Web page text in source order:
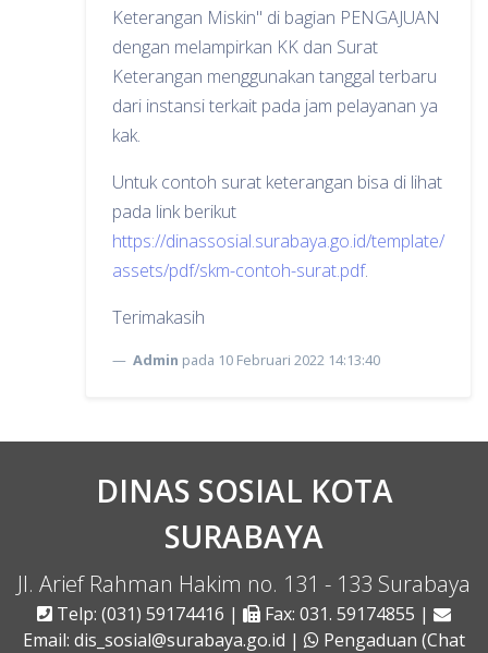
Keterangan Miskin" di bagian PENGAJUAN
dengan melampirkan KK dan Surat
Keterangan menggunakan tanggal terbaru
dari instansi terkait pada jam pelayanan ya
kak.
Untuk contoh surat keterangan bisa di lihat
pada link berikut
https://dinassosial.surabaya.go.id/template/
assets/pdf/skm-contoh-surat.pdf.
Terimakasih
Admin pada 10 Februari 2022 14:13:40
DINAS SOSIAL KOTA
SURABAYA
Jl. Arief Rahman Hakim no. 131 - 133 Surabaya
Telp: (031) 59174416 |
Fax: 031. 59174855 |
Email: dis_sosial@surabaya.go.id |
Pengaduan (Chat